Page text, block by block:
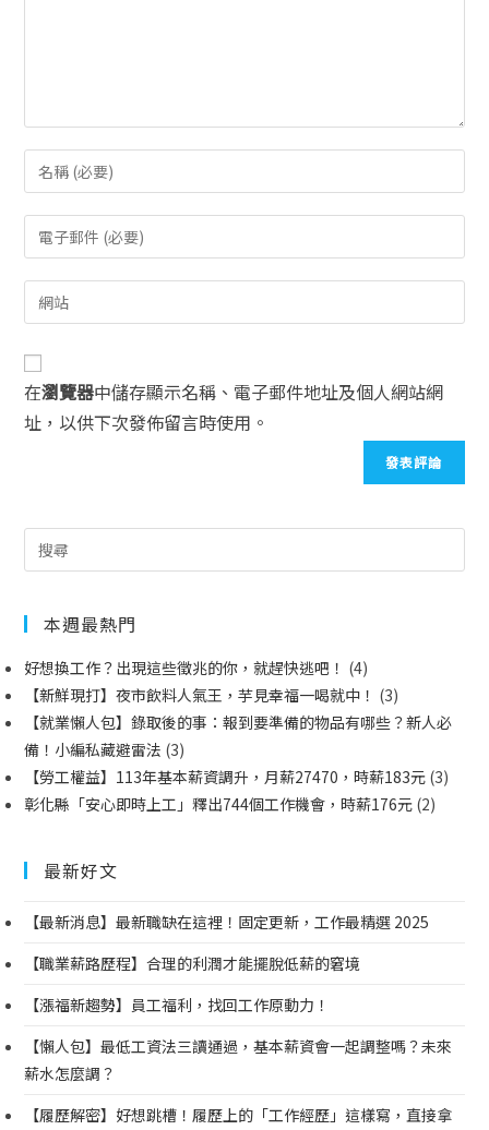
在瀏覽器中儲存顯示名稱、電子郵件地址及個人網站網
址，以供下次發佈留言時使用。
本週最熱門
好想換工作？出現這些徵兆的你，就趕快逃吧！ (4)
【新鮮現打】夜市飲料人氣王，芋見幸福一喝就中！ (3)
【就業懶人包】錄取後的事：報到要準備的物品有哪些？新人必
備！小編私藏避雷法 (3)
【勞工權益】113年基本薪資調升，月薪27470，時薪183元 (3)
彰化縣「安心即時上工」釋出744個工作機會，時薪176元 (2)
最新好文
【最新消息】最新職缺在這裡！固定更新，工作最精選 2025
【職業薪路歷程】合理的利潤才能擺脫低薪的窘境
【漲福新趨勢】員工福利，找回工作原動力！
【懶人包】最低工資法三讀通過，基本薪資會一起調整嗎？未來
薪水怎麼調？
【履歷解密】好想跳槽！履歷上的「工作經歷」這樣寫，直接拿